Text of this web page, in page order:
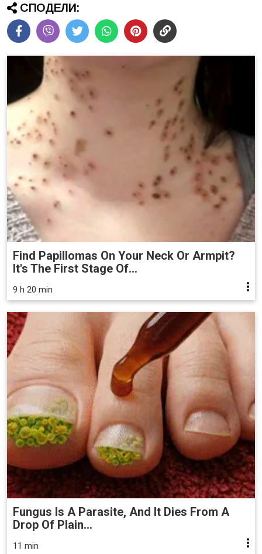
СПОДЕЛИ:
Find Papillomas On Your Neck Or Armpit?
It's The First Stage Of...
9 h 20 min
Fungus Is A Parasite, And It Dies From A
Drop Of Plain...
11 min